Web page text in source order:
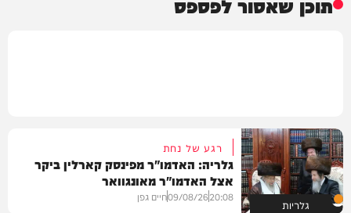
גלריות
רגע של נחת
גלריה: האדמו"ר מפינסק קארלין ביקר
אצל האדמו"ר מאונגוואר
20:08
09/08/26חיים גפן